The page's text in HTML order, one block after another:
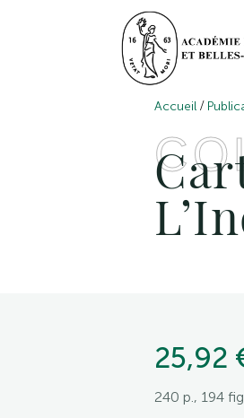
Accueil /
25,92
240 p., 194